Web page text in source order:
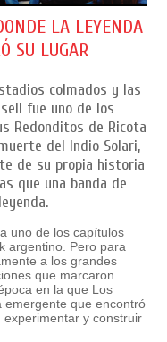
LA LEYENDA
SU LUGAR
colmados y las
fue uno de los
Redonditos de Ricota
del Indio Solari,
de su propia historia
que una banda de
uno de los capítulos
argentino. Pero para
a los grandes
que marcaron
en la que Los
emergente que encontró
y construir